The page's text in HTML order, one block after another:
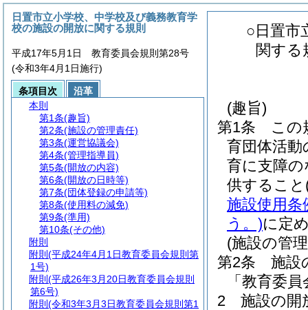
○日置市
関する
(趣旨)
第1条
この
育団体活
育に支障
供すること
施設使用条
う。)に定
(施設の管
第2条
施設
「教育委
2
施設の開
日置市立小学校、中学校及び義務教育学
校の施設の開放に関する規則
平成17年5月1日 教育委員会規則第28号
(令和3年4月1日施行)
条項目次
沿革
本則
第1条(趣旨)
第2条(施設の管理責任)
第3条(運営協議会)
第4条(管理指導員)
第5条(開放の内容)
第6条(開放の日時等)
第7条(団体登録の申請等)
第8条(使用料の減免)
第9条(準用)
第10条(その他)
附則
附則 (平成24年4月1日教育委員会規則第
1号)
附則 (平成26年3月20日教育委員会規則
第6号)
附則 (令和3年3月3日教育委員会規則第1